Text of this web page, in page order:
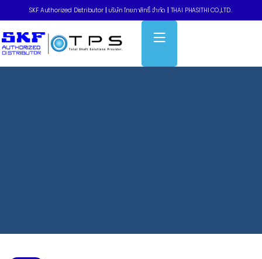
SKF Authorized Distributor บริษัท ไทยภาสิทธิ์ จำกัด THAI PHASITHI CO.,LTD..
Home » New »
Promotion SKF Quick Collect CMDT 391 K-SL